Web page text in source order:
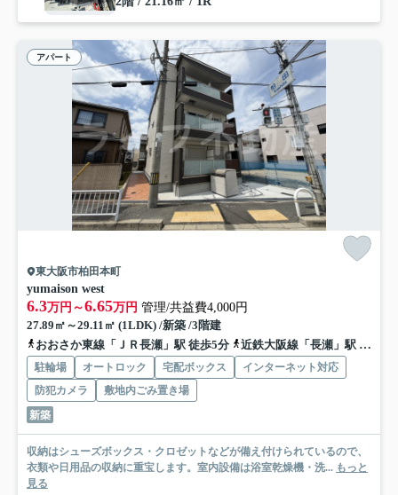
アパート
東大阪市柏田本町
yumaison west
6.3万円～6.65万円 管理/共益費4,000円
27.89㎡～29.11㎡ (1LDK) /新築 /3階建
おおさか東線「ＪＲ長瀬」駅 徒歩5分
近鉄大阪線「長瀬」駅 徒歩12分
駐輪場 オートロック 宅配ボックス
インターネット対応
防犯カメラ
敷地内ごみ置き場
新築
収納はシューズボックス・クロゼットなどが備え付けられているので、
衣類や日用品の収納に重宝します。室内設備は浴室乾燥機・洗... もっと
見る